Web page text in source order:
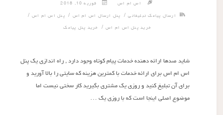
اس ام اس فوریه 10, 2018
ارسال پیامک تبلیغاتی/ پنل ارسال اس ام اس/ پنل اس ام اس /
خرید پنل اس ام اس / خرید پنل پیامک
شاید صدها ارائه دهنده خدمات پیام کوتاه وجود دارد , راه اندازی یک پنل
اس ام اس برای ارائه خدمات با کمترین هزینه که سایتی را بالا آورید و
برای آن تبلیغ کنید و روزی یک مشتری بگیرید کار سختی نیست اما
موضوع اصلی اینجا است که با روزی یک …